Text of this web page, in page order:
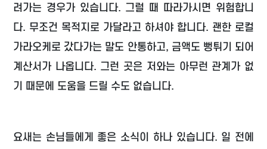
려가는 경우가 있습니다. 그럴 때 따라가시면 위험합니
다. 무조건 목적지로 가달라고 하셔야 합니다. 괜한 로컬
가라오케로 갔다가는 말도 안통하고, 금액도 뻥튀기 되어
계산서가 나옵니다. 그런 곳은 저와는 아무런 관계가 없
기 때문에 도움을 드릴 수도 없습니다.
요새는 손님들에게 좋은 소식이 하나 있습니다. 일 전에